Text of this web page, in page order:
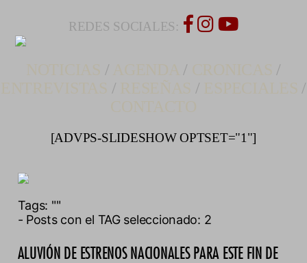
REDES SOCIALES:
/ /
/
/ /
/
[ADVPS-SLIDESHOW OPTSET="1"]
Tags: ""
- Posts con el TAG seleccionado: 2
ALUVIÓN DE ESTRENOS NACIONALES PARA ESTE FIN DE